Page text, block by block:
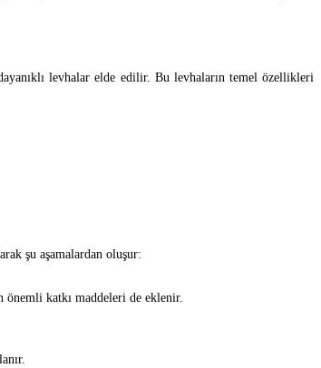
levhalar elde edilir. Bu levhaların temel özellikleri
şu aşamalardan oluşur:
önemli katkı maddeleri de eklenir.